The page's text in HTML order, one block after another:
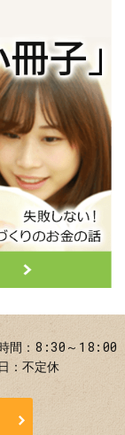
間 8:30～18:00
不定休